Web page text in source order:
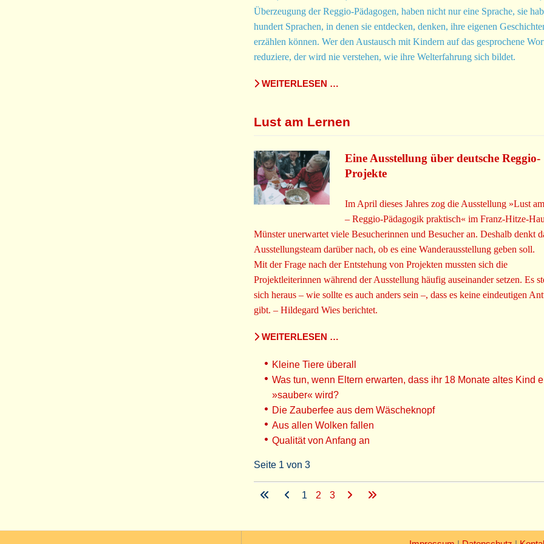
Überzeugung der Reggio-Pädagogen, haben nicht nur eine Sprache, sie
hundert Sprachen, in denen sie entdecken, denken, ihre eigenen
erzählen können. Wer den Austausch mit Kindern auf das gesprochene
reduziere, der wird nie verstehen, wie ihre Welterfahrung sich bildet.
WEITERLESEN …
Lust am Lernen
Eine Ausstellung über deutsche Reggio-
Projekte
Im April dieses Jahres zog die Ausstellung »Lust
– Reggio-Pädagogik praktisch« im Franz-Hitze-
Münster unerwartet viele Besucherinnen und Besucher an. Deshalb denkt
Ausstellungsteam darüber nach, ob es eine Wanderausstellung geben soll.
Mit der Frage nach der Entstehung von Projekten mussten sich die
Projektleiterinnen während der Ausstellung häufig auseinander setzen. Es
sich heraus – wie sollte es auch anders sein –, dass es keine eindeutigen
gibt. – Hildegard Wies berichtet.
WEITERLESEN …
Kleine Tiere überall
Was tun, wenn Eltern erwarten, dass ihr 18 Monate altes Kind
»sauber« wird?
Die Zauberfee aus dem Wäscheknopf
Aus allen Wolken fallen
Qualität von Anfang an
Seite 1 von 3
1 2 3